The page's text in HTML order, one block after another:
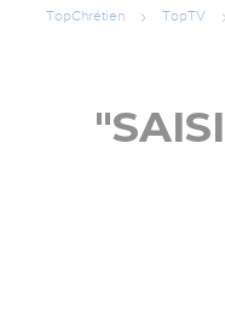
TopChrétien TopTV